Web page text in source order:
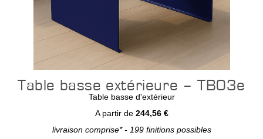
Table basse extérieure – TB03e
Table basse d'extérieur
A partir de 244,56 €
livraison comprise* - 199 finitions possibles